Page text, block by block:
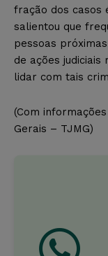
fração dos casos
salientou que
pessoas
de ações
lidar com tais
(Com
Gerais – TJMG)